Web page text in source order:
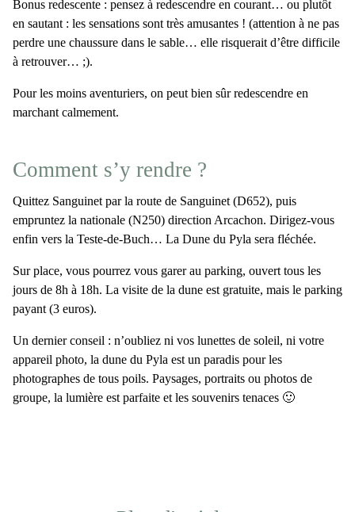
Bonus redescente : pensez à redescendre en courant… ou plutôt
en sautant : les sensations sont très amusantes ! (attention à ne pas
perdre une chaussure dans le sable… elle risquerait d’être difficile
à retrouver… ;).
Pour les moins aventuriers, on peut bien sûr redescendre en
marchant calmement.
Comment s’y rendre ?
Quittez Sanguinet par la route de Sanguinet (D652), puis
empruntez la nationale (N250) direction Arcachon. Dirigez-vous
enfin vers la Teste-de-Buch… La Dune du Pyla sera fléchée.
Sur place, vous pourrez vous garer au parking, ouvert tous les
jours de 8h à 18h. La visite de la dune est gratuite, mais le parking
payant (3 euros).
Un dernier conseil : n’oubliez ni vos lunettes de soleil, ni votre
appareil photo, la dune du Pyla est un paradis pour les
photographes de tous poils. Paysages, portraits ou photos de
groupe, la lumière est parfaite et les souvenirs tenaces 🙂